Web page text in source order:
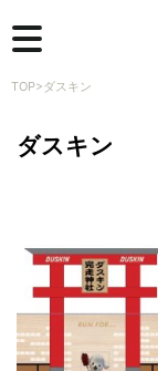
TOP> ダスキン
ダスキン